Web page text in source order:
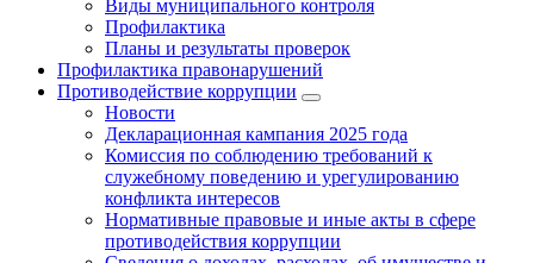
Виды муниципального контроля
Профилактика
Планы и результаты проверок
Профилактика правонарушений
Противодействие коррупции
Новости
Декларационная кампания 2025 года
Комиссия по соблюдению требований к
служебному поведению и урегулированию
конфликта интересов
Нормативные правовые и иные акты в сфере
противодействия коррупции